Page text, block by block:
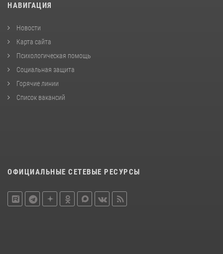
НАВИГАЦИЯ
Новости
Карта сайта
Психологическая помощь
Социальная защита
Горячие линии
Список вакансий
ОФИЦИАЛЬНЫЕ СЕТЕВЫЕ РЕСУРСЫ